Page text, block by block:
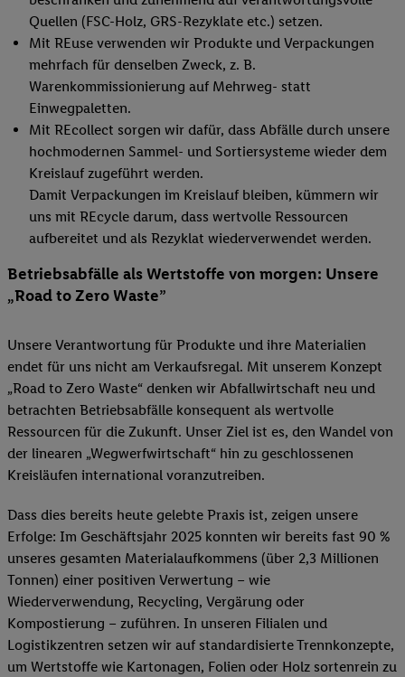
Quellen (FSC-Holz, GRS-Rezyklate etc.) setzen.
Mit REuse verwenden wir Produkte und Verpackungen
mehrfach für denselben Zweck, z. B.
Warenkommissionierung auf Mehrweg- statt
Einwegpaletten.
Mit REcollect sorgen wir dafür, dass Abfälle durch unsere
hochmodernen Sammel- und Sortiersysteme wieder dem
Kreislauf zugeführt werden.
Damit Verpackungen im Kreislauf bleiben, kümmern wir
uns mit REcycle darum, dass wertvolle Ressourcen
aufbereitet und als Rezyklat wiederverwendet werden.
Betriebsabfälle als Wertstoffe von morgen: Unsere
„Road to Zero Waste”
Unsere Verantwortung für Produkte und ihre Materialien
endet für uns nicht am Verkaufsregal. Mit unserem Konzept
„Road to Zero Waste“ denken wir Abfallwirtschaft neu und
betrachten Betriebsabfälle konsequent als wertvolle
Ressourcen für die Zukunft. Unser Ziel ist es, den Wandel von
der linearen „Wegwerfwirtschaft“ hin zu geschlossenen
Kreisläufen international voranzutreiben.
Dass dies bereits heute gelebte Praxis ist, zeigen unsere
Erfolge: Im Geschäftsjahr 2025 konnten wir bereits fast 90 %
unseres gesamten Materialaufkommens (über 2,3 Millionen
Tonnen) einer positiven Verwertung – wie
Wiederverwendung, Recycling, Vergärung oder
Kompostierung – zuführen. In unseren Filialen und
Logistikzentren setzen wir auf standardisierte Trennkonzepte,
um Wertstoffe wie Kartonagen, Folien oder Holz sortenrein zu